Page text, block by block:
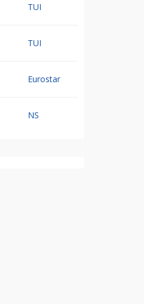
TUI
TUI
Eurostar
NS